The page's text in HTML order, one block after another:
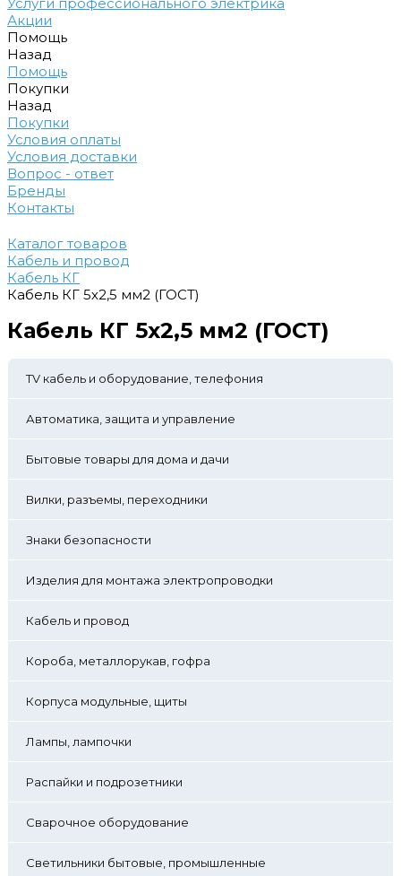
Акции
Помощь
Назад
Помощь
Покупки
Назад
Покупки
Условия оплаты
Условия доставки
Вопрос - ответ
Бренды
Контакты
Каталог товаров
Кабель и провод
Кабель КГ
Кабель КГ 5х2,5 мм2 (ГОСТ)
Кабель КГ 5х2,5 мм2 (ГОСТ)
TV кабель и оборудование, телефония
Автоматика, защита и управление
Бытовые товары для дома и дачи
Вилки, разъемы, переходники
Знаки безопасности
Изделия для монтажа электропроводки
Кабель и провод
Короба, металлорукав, гофра
Корпуса модульные, щиты
Лампы, лампочки
Распайки и подрозетники
Сварочное оборудование
Светильники бытовые, промышленные